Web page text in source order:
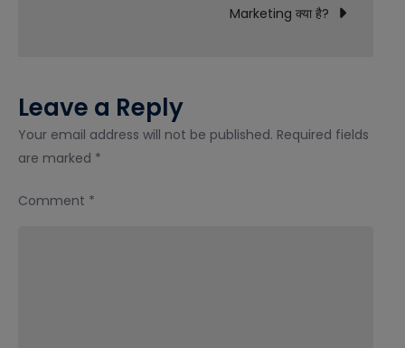
Marketing क्या है?
Leave a Reply
Your email address will not be published. Required fields
are marked *
Comment *